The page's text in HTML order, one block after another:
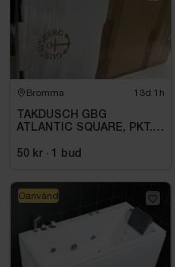
Bromma 13d 1h
TAKDUSCH GBG
ATLANTIC SQUARE, PKT.
KROM
50 kr · bud
Oanvänd